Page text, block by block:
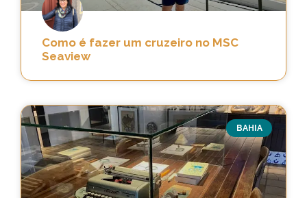
Como é fazer um cruzeiro no MSC
Seaview
BAHIA